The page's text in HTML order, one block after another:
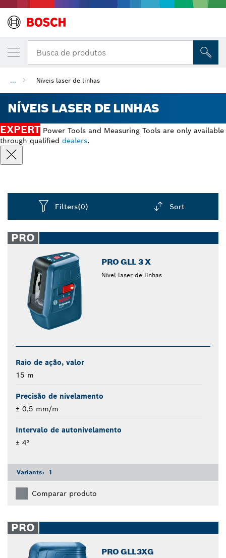
Busca de produtos
... Níveis laser de linhas
NÍVEIS LASER DE LINHAS
EXPERT Power Tools and Measuring Tools are only available
through qualified dealers.
Filters(0) Sort
closed
PRO
PRO GLL 3 X
Nível laser de linhas
Raio de ação, valor
15 m
Precisão de nivelamento
± 0,5 mm/m
Intervalo de autonivelamento
± 4°
Variants: 1
Comparar produto
PRO
PRO GLL3XG